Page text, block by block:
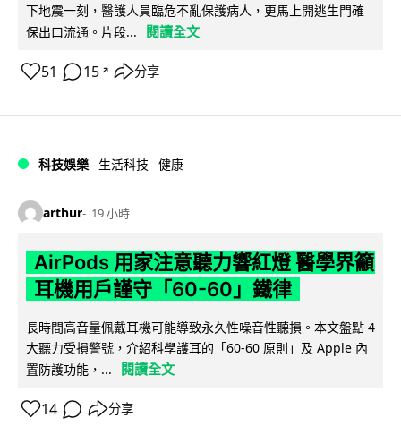
下地震一刻，醫護人員臨危不亂保護病人，更馬上開逃生門確
保出口流通。片段...
閱讀全文
51 15 ↗ 分享
科技娛樂 生活科技 健康
arthur 19 小時
AirPods 用家注意聽力響紅燈 醫學界籲
耳機用戶謹守「60-60」鐵律
長時間高音量佩戴耳機可能導致永久性噪音性聽損。本文盤點 4
大聽力受損警號，介紹科學護耳的「60-60 原則」及 Apple 內
置防護功能，...
閱讀全文
14 分享